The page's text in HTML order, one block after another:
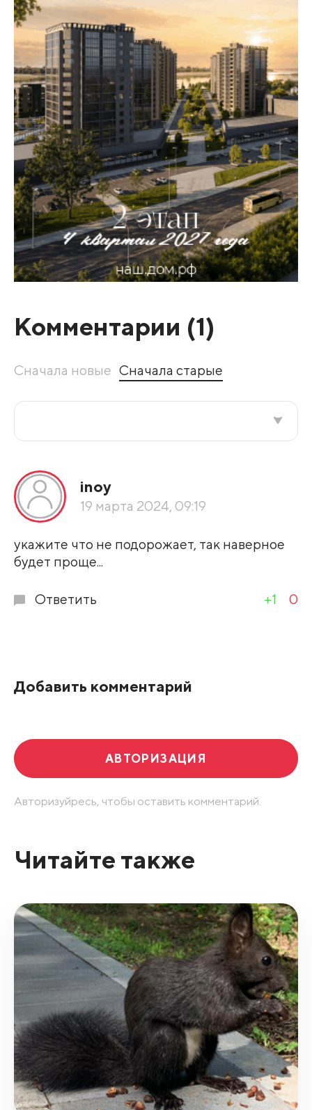
Комментарии (1)
Сначала новые Сначала старые
По рейтингу
Развернуть все
inoy
19 марта 2024, 09:19
укажите что не подорожает, так наверное
будет проще...
Ответить +1 0
Добавить комментарий
АВТОРИЗАЦИЯ
Авторизуйресь, чтобы оставить комментарий.
Читайте также